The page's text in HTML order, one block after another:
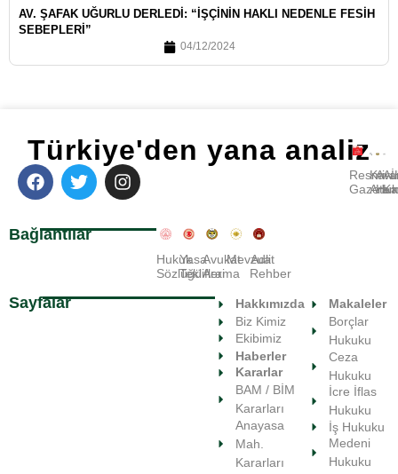
AV. ŞAFAK UĞURLU DERLEDI: “İŞÇININ HAKLI NEDENLE FESIH
SEBEPLERI”
04/12/2024
Türkiye'den yana analiz
Bağlantılar
Hukuk
Sözlüğü
Yasa
Teklifleri
Avukat
Arama
Mevzuat
Adli
Rehber
Resmi
Gazete
Sayfalar
Hakkımızda
Biz Kimiz
Ekibimiz
Haberler
Kararlar
BAM / BİM
Kararları
Anayasa
Mah.
Kararları
Makaleler
Borçlar
Hukuku
Ceza
Hukuku
İcre İflas
Hukuku
İş Hukuku
Medeni
Hukuku